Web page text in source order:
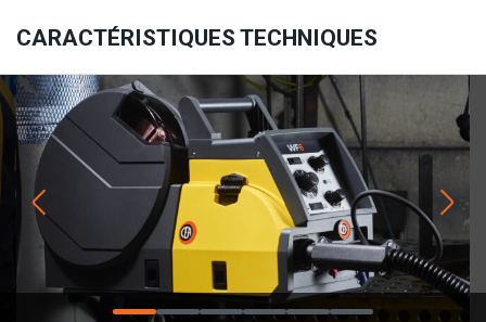
CARACTÉRISTIQUES TECHNIQUES